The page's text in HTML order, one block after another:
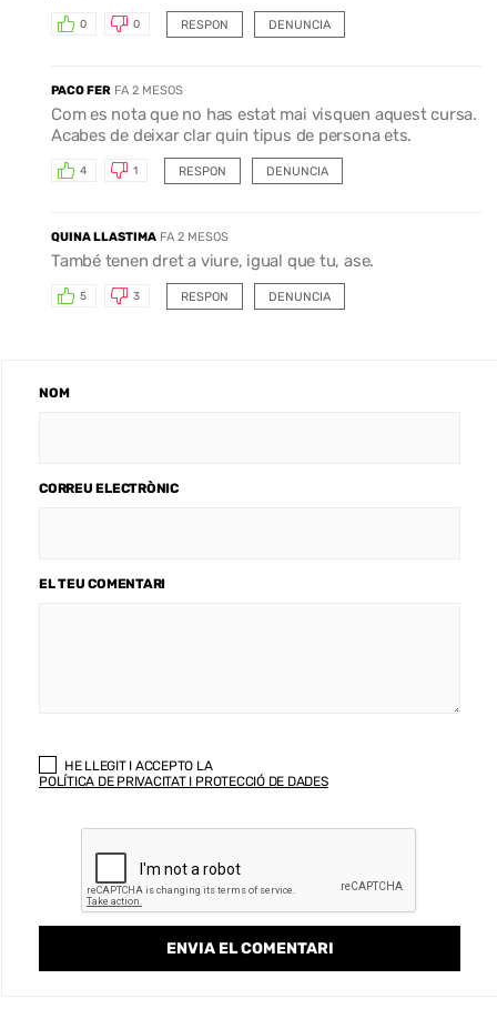
RESPON
0 0 DENUNCIA
PACO FER FA 2 MESOS
Com es nota que no has estat mai visquen aquest cursa.
Acabes de deixar clar quin tipus de persona ets.
RESPON
4 1 DENUNCIA
QUINA LLASTIMA FA 2 MESOS
També tenen dret a viure, igual que tu, ase.
RESPON
5 3 DENUNCIA
NOM
CORREU ELECTRÒNIC
EL TEU COMENTARI
HE LLEGIT I ACCEPTO LA
POLÍTICA DE PRIVACITAT I PROTECCIÓ DE DADES